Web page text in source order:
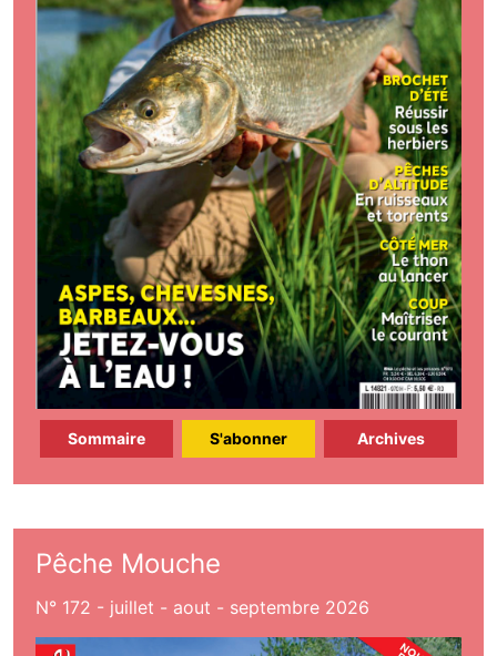
Sommaire S'abonner Archives
Pêche Mouche
N° 172 - juillet - aout - septembre 2026